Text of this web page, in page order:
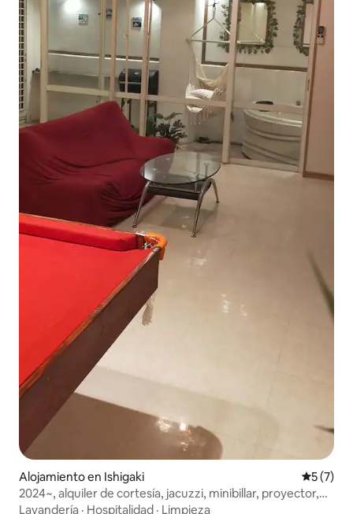
Alojamiento en Ishigaki
5 (7)
2024~, alquiler de cortesía, jacuzzi, minibillar, proyector,
zona de barbacoa, 60 m², 1 piso, Wii
Lavandería · Hospitalidad · Limpieza